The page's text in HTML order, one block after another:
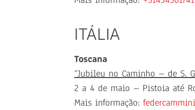
ITÁLIA
Toscana
“Jubileu no Caminho – de S.
2 a 4 de maio – Pistoia até
Mais informação: